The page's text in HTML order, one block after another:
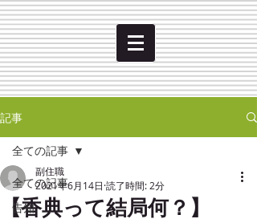
記事
全ての記事
告知
全ての記事
【香典って結局何？】
副住職
2021年6月14日 読了時間: 2分